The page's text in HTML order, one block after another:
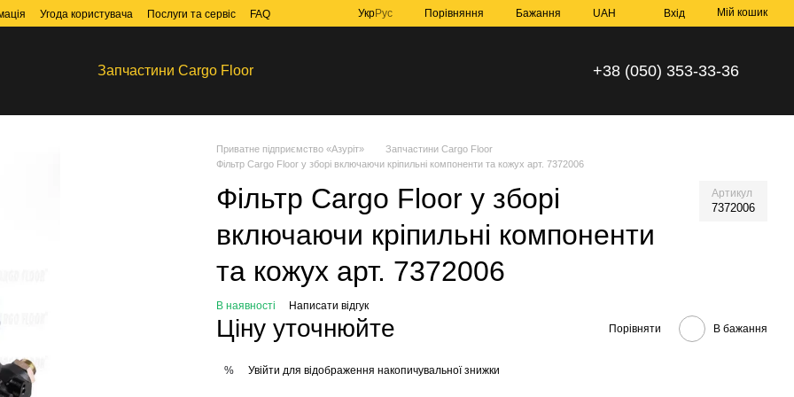
Угода користувача Послуги та сервіс FAQ УкрРус Порівняння Бажання UAH Вхід Мій кошик
Запчастини Cargo Floor +38 (050) 353-33-36
Приватне підприємство «Азуріт»
Запчастини Cargo Floor
Фільтр Cargo Floor у зборі включаючи кріпильні компоненти та кожух арт. 7372006
Фільтр Cargo Floor у зборі
включаючи кріпильні компоненти
та кожух арт. 7372006
Артикул
7372006
В наявності Написати відгук
Ціну уточнюйте Порівняти В бажання
% Увійти для відображення накопичувальної знижки